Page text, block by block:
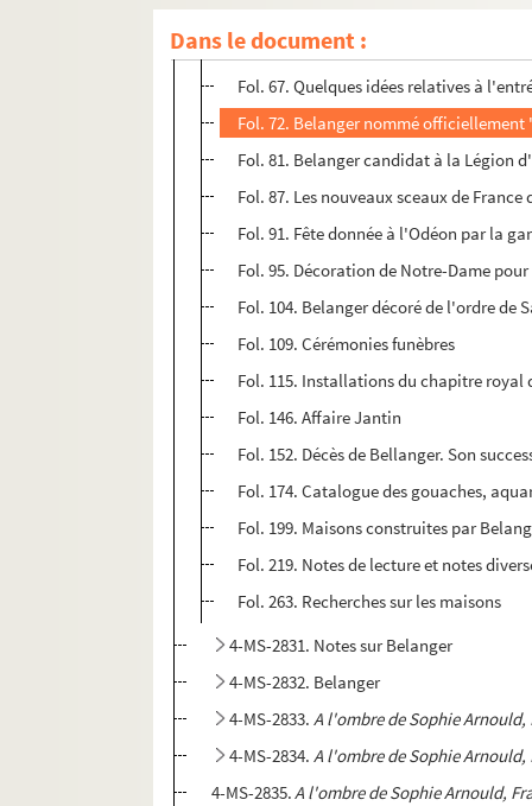
Dans le document :
Fol. 38. Lettre de Belanger à Antoine-
Fol. 52. Démêlés avec M. Bruyère,
Fol. 67. Quelques idées relatives à
Fol. 72. Belanger nommé
Fol. 81. Belanger candidat à la Légion
Fol. 87. Les nouveaux sceaux de
Fol. 91. Fête donnée à l'Odéon par la
Fol. 95. Décoration de Notre-Dame
Fol. 104. Belanger décoré de l'ordre de
Fol. 109. Cérémonies funèbres
Fol. 115. Installations du chapitre royal
Fol. 146. Affaire Jantin
Fol. 152. Décès de Bellanger. Son
Fol. 174. Catalogue des gouaches,
Fol. 199. Maisons construites par
Fol. 219. Notes de lecture et notes
Fol. 263. Recherches sur les maisons
4-MS-2831. Notes sur Belanger
4-MS-2832. Belanger
4-MS-2833.A l'ombre de Sophie
4-MS-2834.A l'ombre de Sophie
4-MS-2835.A l'ombre de Sophie Arnould,